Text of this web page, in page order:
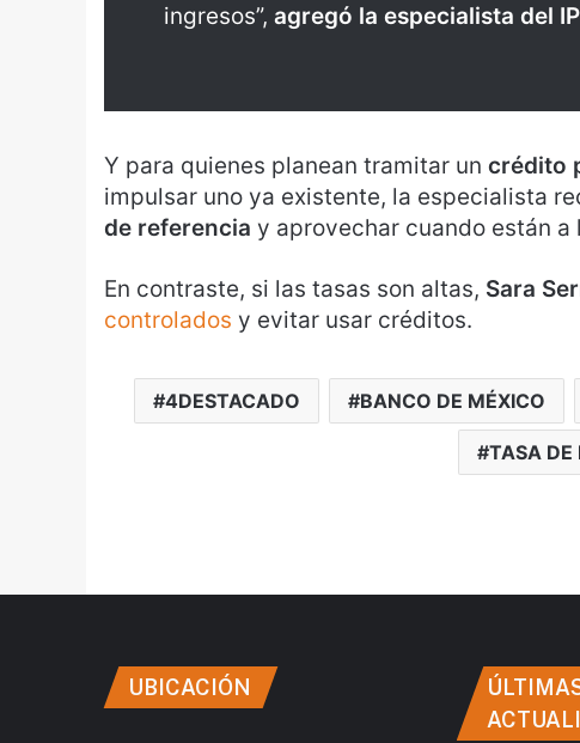
ingresos”, agregó la especialista del
Y para quienes planean tramitar un crédito
impulsar uno ya existente, la especialista
de referencia y aprovechar cuando están
En contraste, si las tasas son altas, Sara
controlados y evitar usar créditos.
4DESTACADO BANCO DE MÉXICO
TASA DE
UBICACIÓN